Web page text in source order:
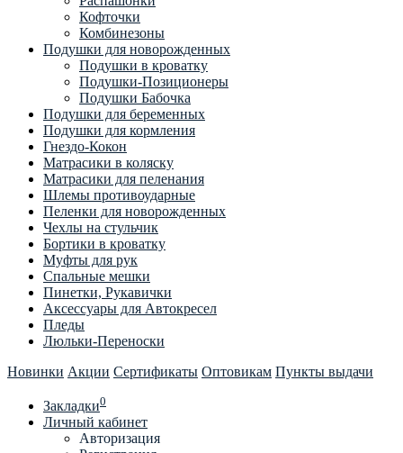
Кофточки
Комбинезоны
Подушки для новорожденных
Подушки в кроватку
Подушки-Позиционеры
Подушки Бабочка
Подушки для беременных
Подушки для кормления
Гнездо-Кокон
Матрасики в коляску
Матрасики для пеленания
Шлемы противоударные
Пеленки для новорожденных
Чехлы на стульчик
Бортики в кроватку
Муфты для рук
Спальные мешки
Пинетки, Рукавички
Аксессуары для Автокресел
Пледы
Люльки-Переноски
Новинки Акции Сертификаты Оптовикам Пункты выдачи
Закладки0
Личный кабинет
Авторизация